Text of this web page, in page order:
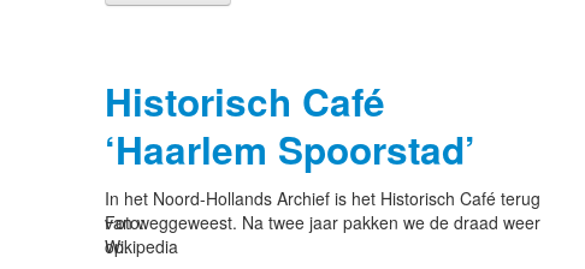
Historisch Café
‘Haarlem Spoorstad’
Foto:
Wikipedia
In het Noord-Hollands Archief is het Historisch Café terug
van weggeweest. Na twee jaar pakken we de draad weer
op.